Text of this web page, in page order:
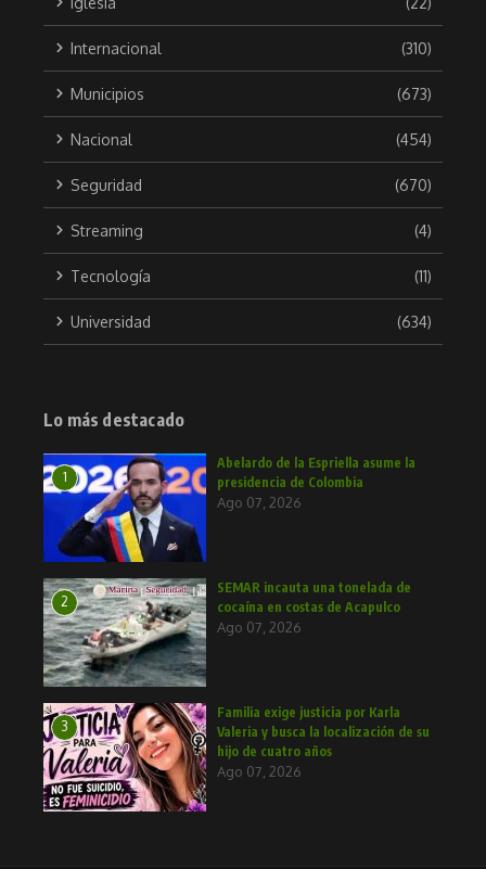
Internacional (310)
Municipios (673)
Nacional (454)
Seguridad (670)
Streaming (4)
Tecnología (11)
Universidad (634)
Lo más destacado
1
Abelardo de la Espriella asume la
presidencia de Colombia
Ago 07, 2026
2
SEMAR incauta una tonelada de
cocaína en costas de Acapulco
Ago 07, 2026
3
Familia exige justicia por Karla
Valeria y busca la localización de su
hijo de cuatro años
Ago 07, 2026